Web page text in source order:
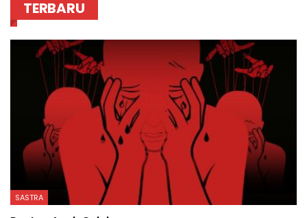
TERBARU
SASTRA